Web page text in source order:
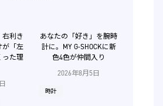
利き
が「左
った理
2026年8月5日
時計
あなたの「好き」を腕時
計に。MY G-SHOCKに新
色4色が仲間入り